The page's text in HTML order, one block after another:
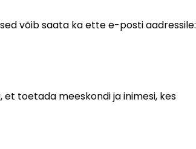
võib saata ka ette e-posti aadressile:
toetada meeskondi ja inimesi, kes